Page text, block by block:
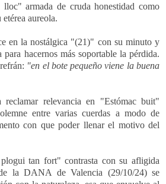
armada de cruda honestidad como
aureola.
en la nostálgica "(21)" con su minuto y
hacernos más soportable la pérdida.
"en el bote pequeño viene la buena
relevancia en "Estómac buit"
entre varias cuerdas a modo de
con que poder llenar el motivo del
tan fort" contrasta con su afligida
la DANA de Valencia (29/10/24) se